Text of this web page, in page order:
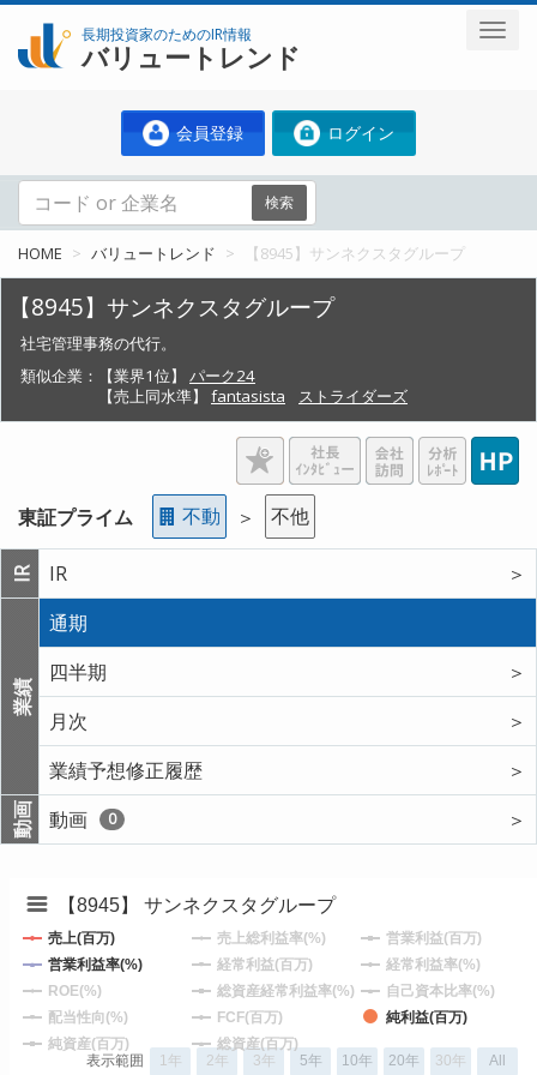
長期投資家のためのIR情報
バリュートレンド
会員登録 ログイン
検索
HOME バリュートレンド 【8945】サンネクスタグループ
【8945】サンネクスタグループ
社宅管理事務の代行。
類似企業：
【業界1位】
パーク24
【売上同水準】
fantasista ストライダーズ
東証プライム 不動 ＞ 不他
IR IR ＞
業績
通期
四半期
＞
月次
＞
業績予想修正履歴
＞
動画 動画 0 ＞
【8945】 サンネクスタグループ
表示範囲 1年 2年 3年 5年 10年 20年 30年 All
売上(百万) 売上総利益率(%)
営業利益(百万)
営業利益率(%)
経常利益(百万)
経常利益率(%)
ROE(%)
総資産経常利益率(%)
自己資本比率(%)
配当性向(%)
FCF(百万)
純利益(百万)
純資産(百万)
総資産(百万)